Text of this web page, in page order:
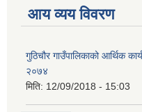
आय व्यय विवरण
गुठिचौर गाउँपालिकाको आर्थिक
२०७४
मिति: 12/09/2018 - 15:03